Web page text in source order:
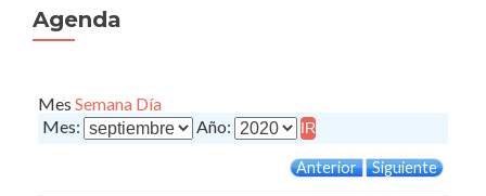
Agenda
Mes Semana Día
Mes:
Año:
Anterior Siguiente